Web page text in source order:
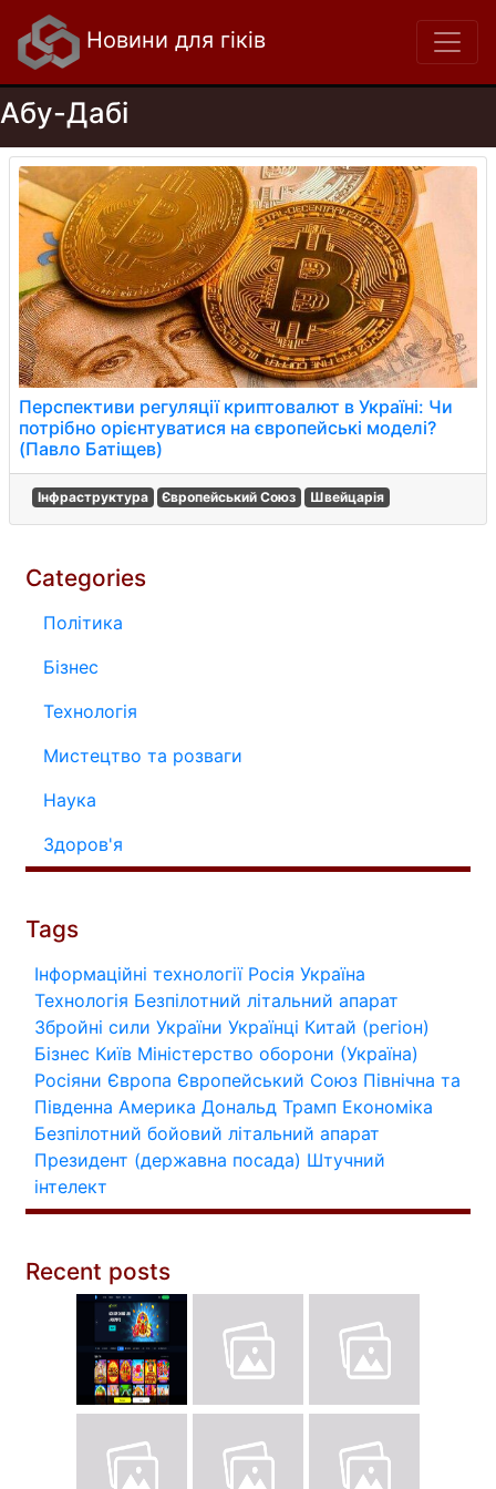
Новини для гіків
Абу-Дабі
Перспективи регуляції криптовалют в Україні: Чи
потрібно орієнтуватися на європейські моделі?
(Павло Батіщев)
Інфраструктура Європейський Союз Швейцарія
Categories
Політика
Бізнес
Технологія
Мистецтво та розваги
Наука
Здоров'я
Tags
Інформаційні технології Росія Україна
Технологія Безпілотний літальний апарат
Збройні сили України Українці Китай (регіон)
Бізнес Київ Міністерство оборони (Україна)
Росіяни Європа Європейський Союз Північна та
Південна Америка Дональд Трамп Економіка
Безпілотний бойовий літальний апарат
Президент (державна посада) Штучний
інтелект
Recent posts